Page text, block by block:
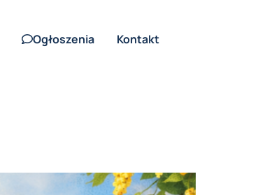
Ogłoszenia Kontakt